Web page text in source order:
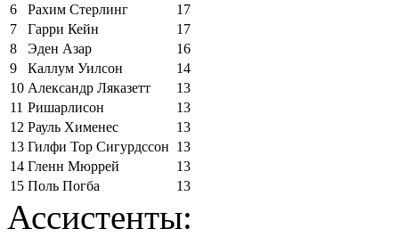
6
Рахим Стерлинг
17
7
Гарри Кейн
17
8
Эден Азар
16
9
Каллум Уилсон
14
10 Александр Ляказетт
13
11 Ришарлисон
13
12 Рауль Хименес
13
13 Гилфи Тор Сигурдссон 13
14 Гленн Мюррей
13
15 Поль Погба 13
Ассистенты: